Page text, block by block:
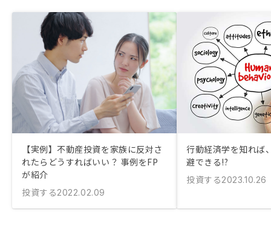
【実例】不動産投資を家族に反対さ
れたらどうすればいい？ 事例をFP
が紹介
投資する2022.02.09
行動経済学を知れば
避できる!?
投資する2023.10.26